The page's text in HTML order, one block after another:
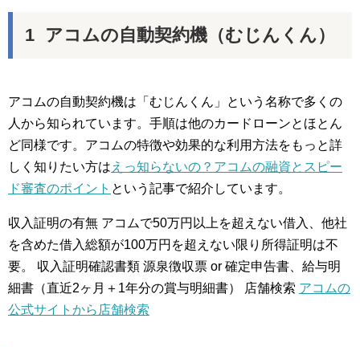
アコムの自動契約機（むじんくん）
アコムの自動契約機は「むじんくん」という名称で多くの
人から知られています。手順は他のカードローンとほとん
ど同様です。アコムの特徴や効果的な利用方法をもっと詳
しく知りたい方は えっ知らないの？アコムの融資とスピー
ド審査のポイント という記事で紹介しています。
収入証明の有無 アコムで50万円以上を超えない借入、他社
を含めた借入総額が100万円を超えない限り所得証明は不
要。 収入証明確認書類 源泉徴収票 or 確定申告書、給与明
細書（直近2ヶ月＋1年分の賞与明細書） 店舗検索 アコムの
公式サイトから店舗検索